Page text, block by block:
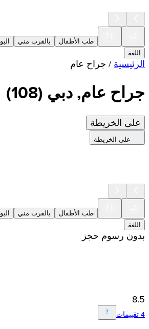
طب الأطفال بالقرب مني اليوم
اللغة
الرئيسية/جراح عام
جراح عام, دبي(
108
)
على الخريطة
على الخريطة
طب الأطفال بالقرب مني اليوم
اللغة
بدون رسوم حجز
8.5